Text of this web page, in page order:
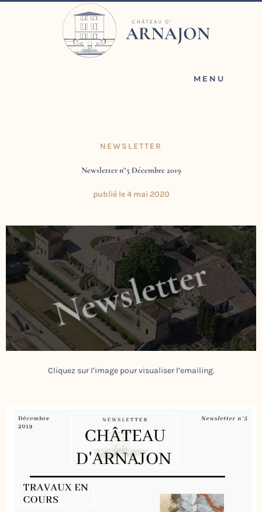
MENU
NEWSLETTER
Newsletter n°5 Décembre 2019
publié le 4 mai 2020
Cliquez sur l’image pour visualiser l’emailing.